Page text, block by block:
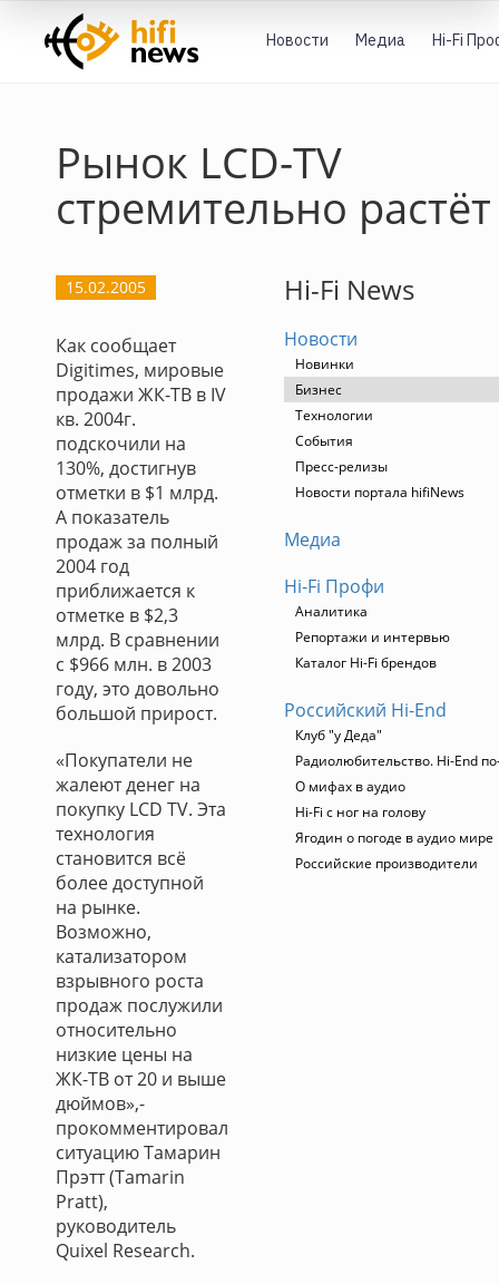
Новости Медиа Hi-Fi
Рынок LCD-TV
стремительно растёт
15.02.2005
Как сообщает
Digitimes, мировые
продажи ЖК-ТВ в IV
кв. 2004г.
подскочили на
130%, достигнув
отметки в $1 млрд.
А показатель
продаж за полный
2004 год
приближается к
отметке в $2,3
млрд. В сравнении
с $966 млн. в 2003
году, это довольно
большой прирост.
«Покупатели не
жалеют денег на
покупку LCD TV. Эта
технология
становится всё
более доступной
на рынке.
Возможно,
катализатором
взрывного роста
продаж послужили
относительно
низкие цены на
ЖК-ТВ от 20 и выше
дюймов»,-
прокомментировал
ситуацию Тамарин
Прэтт (Tamarin
Pratt),
руководитель
Quixel Research.
Hi-Fi News
Новости
Новинки
Бизнес
Технологии
События
Пресс-релизы
Новости портала hifiNews
Медиа
Hi-Fi Профи
Аналитика
Репортажи и интервью
Каталог Hi-Fi брендов
Российский Hi-End
Клуб "у Деда"
Радиолюбительство. Hi-End
О мифах в аудио
Hi-Fi с ног на голову
Ягодин о погоде в аудио мире
Российские производители